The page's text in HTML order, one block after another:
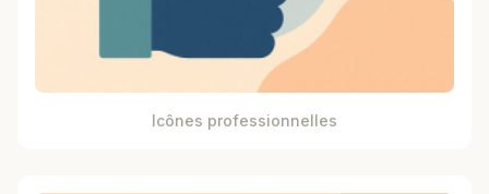
Icônes professionnelles